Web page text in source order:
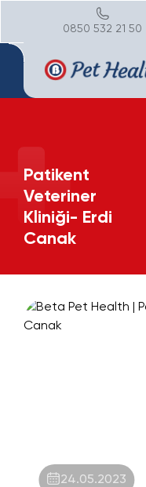
0850 532 21 50
Patikent
Veteriner
Kliniği- Erdi
Canak
24.05.2023